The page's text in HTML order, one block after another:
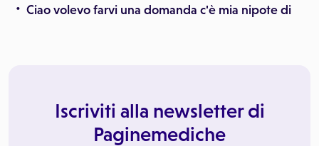
Ciao volevo farvi una domanda c'è mia nipote di
Iscriviti alla newsletter di
Paginemediche